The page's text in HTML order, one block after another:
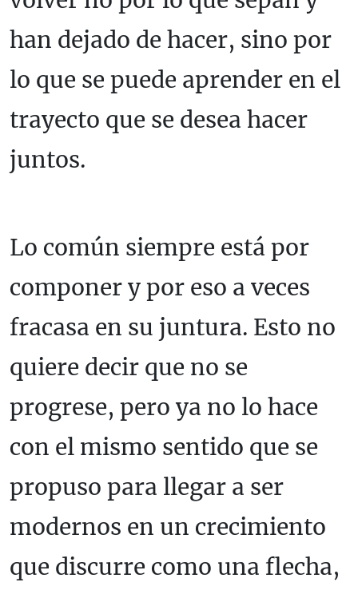
han dejado de hacer, sino por
lo que se puede aprender en el
trayecto que se desea hacer
juntos.
Lo común siempre está por
componer y por eso a veces
fracasa en su juntura. Esto no
quiere decir que no se
progrese, pero ya no lo hace
con el mismo sentido que se
propuso para llegar a ser
modernos en un crecimiento
que discurre como una flecha,